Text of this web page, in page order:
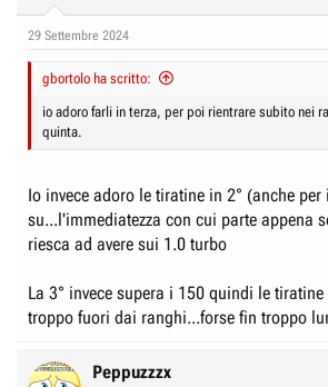
29 Settembre 2024
gbortolo ha scritto:
io adoro farli in terza, per poi rientrare subito nei
quinta.
Io invece adoro le tiratine in 2° (anche
su...l'immediatezza con cui parte appena
riesca ad avere sui 1.0 turbo
La 3° invece supera i 150 quindi le
troppo fuori dai ranghi...forse fin troppo
Peppuzzzx